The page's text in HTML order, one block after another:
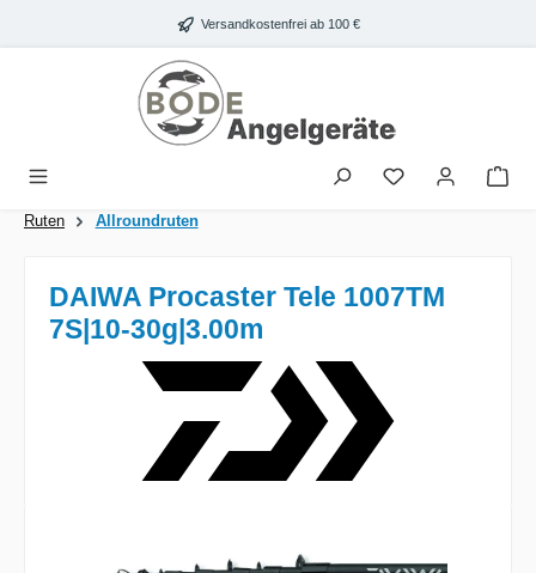
Zum Hauptinhalt springen Versandkostenfrei ab 100 €
Ruten Allroundruten
DAIWA Procaster Tele 1007TM
7S|10-30g|3.00m